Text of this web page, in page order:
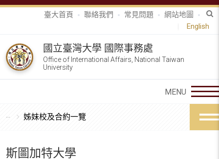
臺大首頁 聯絡我們 常見問題
網站地圖
English
國立臺灣大學 國際事務處
Office of International Affairs, National Taiwan
University
姊妹校及合約一覽
斯圖加特大學